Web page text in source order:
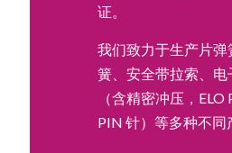
证。
我们致力于生产片弹
簧、安全带拉索、电
（含精密冲压，ELO
PIN 针）等多种不同